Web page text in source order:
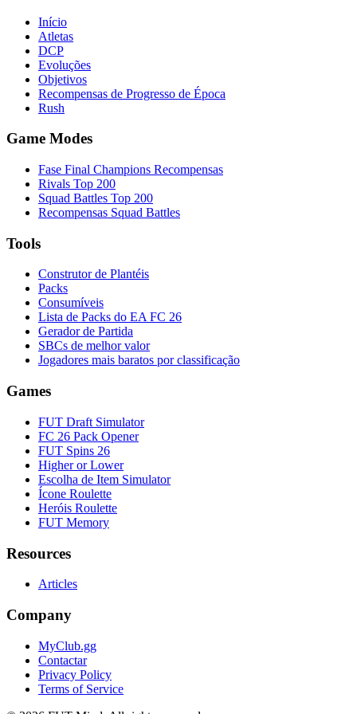
Início
Atletas
DCP
Evoluções
Objetivos
Recompensas de Progresso de Época
Rush
Game Modes
Fase Final Champions Recompensas
Rivals Top 200
Squad Battles Top 200
Recompensas Squad Battles
Tools
Construtor de Plantéis
Packs
Consumíveis
Lista de Packs do EA FC 26
Gerador de Partida
SBCs de melhor valor
Jogadores mais baratos por classificação
Games
FUT Draft Simulator
FC 26 Pack Opener
FUT Spins 26
Higher or Lower
Escolha de Item Simulator
Ícone Roulette
Heróis Roulette
FUT Memory
Resources
Articles
Company
MyClub.gg
Contactar
Privacy Policy
Terms of Service